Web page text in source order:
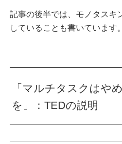
記事の後半では、モノタスキ
していることも書いています。
「マルチタスクはや
を」：TEDの説明